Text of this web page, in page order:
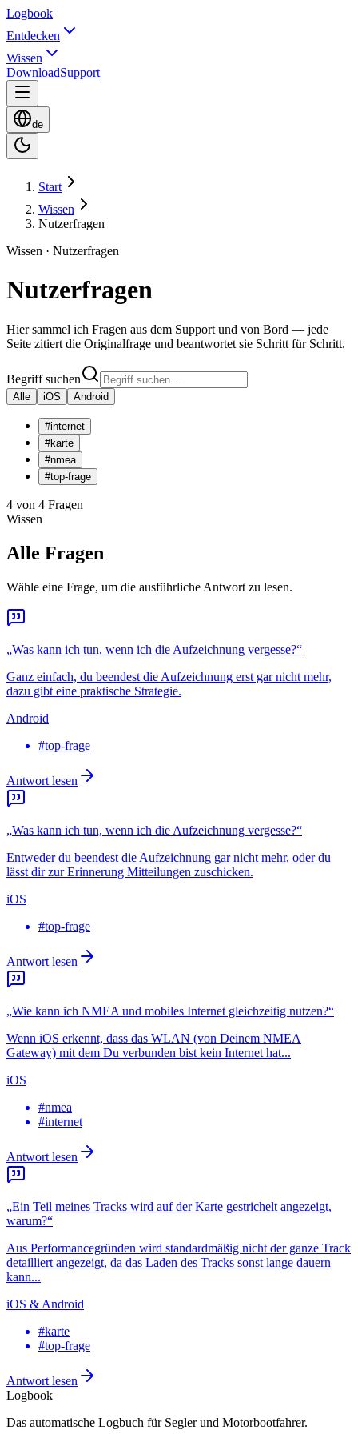
Logbook
Entdecken
Wissen
DownloadSupport
de
Start
Wissen
Nutzerfragen
Wissen · Nutzerfragen
Nutzerfragen
Hier sammel ich Fragen aus dem Support und von Bord — jede
Seite zitiert die Originalfrage und beantwortet sie Schritt für Schritt.
Begriff suchen
Alle iOS Android
#internet
#karte
#nmea
#top-frage
4 von 4 Fragen
Wissen
Alle Fragen
Wähle eine Frage, um die ausführliche Antwort zu lesen.
„Was kann ich tun, wenn ich die Aufzeichnung vergesse?“
Ganz einfach, du beendest die Aufzeichnung erst gar nicht mehr,
dazu gibt eine praktische Strategie.
Android
#top-frage
Antwort lesen
„Was kann ich tun, wenn ich die Aufzeichnung vergesse?“
Entweder du beendest die Aufzeichnung gar nicht mehr, oder du
lässt dir zur Erinnerung Mitteilungen zuschicken.
iOS
#top-frage
Antwort lesen
„Wie kann ich NMEA und mobiles Internet gleichzeitig nutzen?“
Wenn iOS erkennt, dass das WLAN (von Deinem NMEA
Gateway) mit dem Du verbunden bist kein Internet hat...
iOS
#nmea
#internet
Antwort lesen
„Ein Teil meines Tracks wird auf der Karte gestrichelt angezeigt,
warum?“
Aus Performancegründen wird standardmäßig nicht der ganze Track
detailliert angezeigt, da das Laden des Tracks sonst lange dauern
kann...
iOS & Android
#karte
#top-frage
Antwort lesen
Logbook
Das automatische Logbuch für Segler und Motor­bootfahrer.